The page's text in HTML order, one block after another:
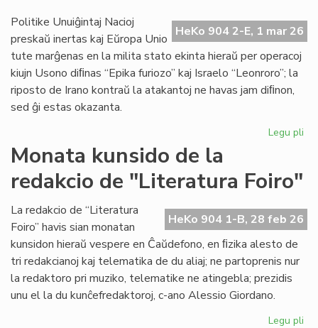
HeKo 904 2-E, 1 mar 26
Politike Unuiĝintaj Nacioj
preskaŭ inertas kaj Eŭropa Unio
tute marĝenas en la milita stato ekinta hieraŭ per operacoj
kiujn Usono diﬁnas “Epika furiozo” kaj Israelo “Leonroro”; la
riposto de Irano kontraŭ la atakantoj ne havas jam diﬁnon,
sed ĝi estas okazanta.
Legu pli
Monata kunsido de la
redakcio de "Literatura Foiro"
HeKo 904 1-B, 28 feb 26
La redakcio de “Literatura
Foiro” havis sian monatan
kunsidon hieraŭ vespere en Ĉaŭdefono, en ﬁzika alesto de
tri redakcianoj kaj telematika de du aliaj; ne partoprenis nur
la redaktoro pri muziko, telematike ne atingebla; prezidis
unu el la du kunĉefredaktoroj, c-ano Alessio Giordano.
Legu pli